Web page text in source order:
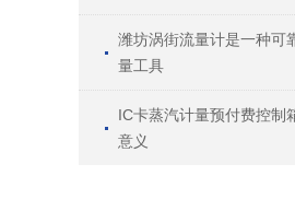
潍坊涡街流量计是一种可
量工具
IC卡蒸汽计量预付费控制
意义